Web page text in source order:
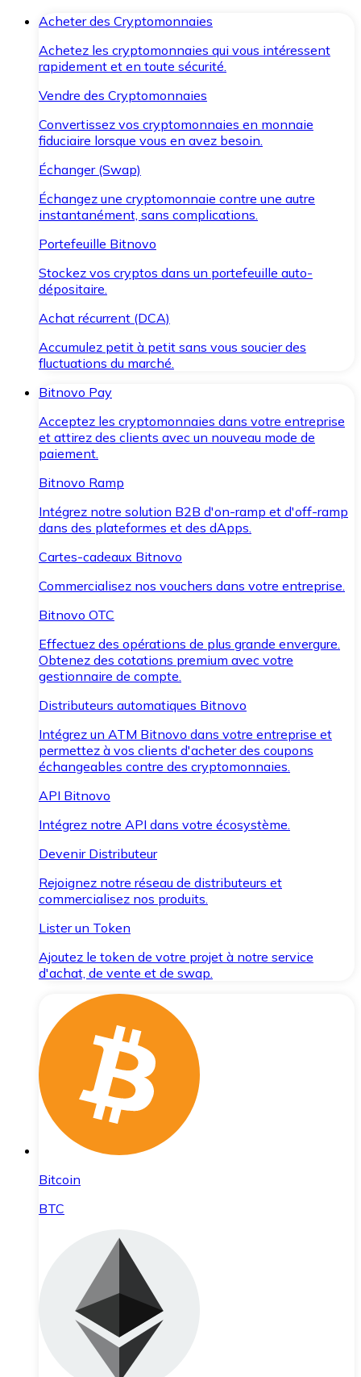
Acheter des Cryptomonnaies
Achetez les cryptomonnaies qui vous intéressent
rapidement et en toute sécurité.
Vendre des Cryptomonnaies
Convertissez vos cryptomonnaies en monnaie
fiduciaire lorsque vous en avez besoin.
Échanger (Swap)
Échangez une cryptomonnaie contre une autre
instantanément, sans complications.
Portefeuille Bitnovo
Stockez vos cryptos dans un portefeuille auto-
dépositaire.
Achat récurrent (DCA)
Accumulez petit à petit sans vous soucier des
fluctuations du marché.
Bitnovo Pay
Acceptez les cryptomonnaies dans votre entreprise
et attirez des clients avec un nouveau mode de
paiement.
Bitnovo Ramp
Intégrez notre solution B2B d'on-ramp et d'off-ramp
dans des plateformes et des dApps.
Cartes-cadeaux Bitnovo
Commercialisez nos vouchers dans votre entreprise.
Bitnovo OTC
Effectuez des opérations de plus grande envergure.
Obtenez des cotations premium avec votre
gestionnaire de compte.
Distributeurs automatiques Bitnovo
Intégrez un ATM Bitnovo dans votre entreprise et
permettez à vos clients d'acheter des coupons
échangeables contre des cryptomonnaies.
API Bitnovo
Intégrez notre API dans votre écosystème.
Devenir Distributeur
Rejoignez notre réseau de distributeurs et
commercialisez nos produits.
Lister un Token
Ajoutez le token de votre projet à notre service
d'achat, de vente et de swap.
Bitcoin
BTC